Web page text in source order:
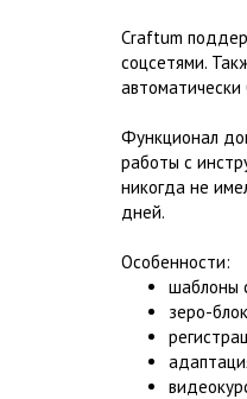
Craftum
соцсетями.
Функционал
работы с
никогда не
дней.
Особенности:
шаблоны
зеро-